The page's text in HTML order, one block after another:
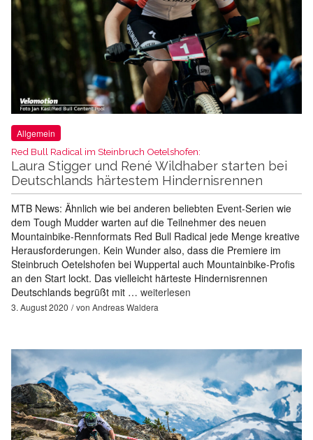
Allgemein
Red Bull Radical im Steinbruch Oetelshofen:
Laura Stigger und René Wildhaber starten bei
Deutschlands härtestem Hindernisrennen
MTB News: Ähnlich wie bei anderen beliebten Event-Serien wie
dem Tough Mudder warten auf die Teilnehmer des neuen
Mountainbike-Rennformats Red Bull Radical jede Menge kreative
Herausforderungen. Kein Wunder also, dass die Premiere im
Steinbruch Oetelshofen bei Wuppertal auch Mountainbike-Profis
an den Start lockt. Das vielleicht härteste Hindernisrennen
Deutschlands begrüßt mit … weiterlesen
3. August 2020 von Andreas Waldera